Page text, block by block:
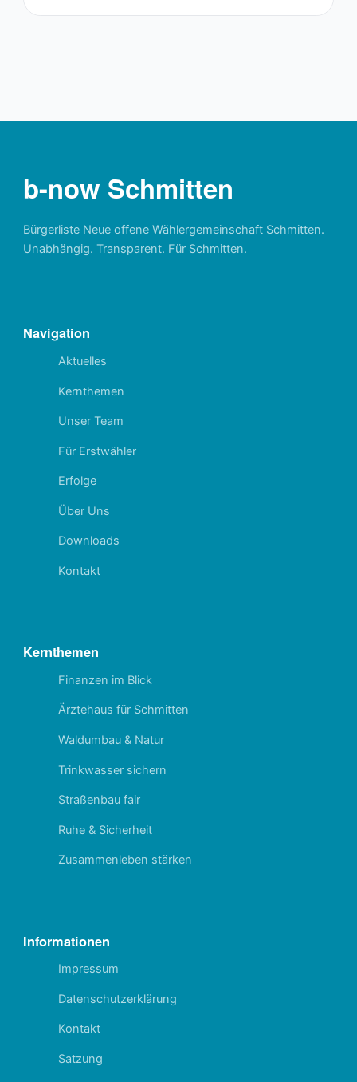
b-now Schmitten
Bürgerliste Neue offene Wählergemeinschaft Schmitten.
Unabhängig. Transparent. Für Schmitten.
Navigation
Aktuelles
Kernthemen
Unser Team
Für Erstwähler
Erfolge
Über Uns
Downloads
Kontakt
Kernthemen
Finanzen im Blick
Ärztehaus für Schmitten
Waldumbau & Natur
Trinkwasser sichern
Straßenbau fair
Ruhe & Sicherheit
Zusammenleben stärken
Informationen
Impressum
Datenschutzerklärung
Kontakt
Satzung